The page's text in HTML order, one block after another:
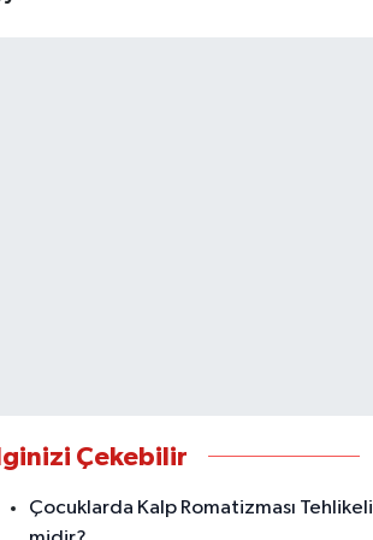
Çekebilir
Çocuklarda Kalp Romatizması Tehlikeli